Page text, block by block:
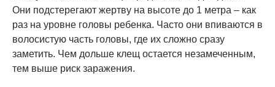
Они подстерегают жертву на высоте до 1 метра – как
раз на уровне головы ребенка. Часто они впиваются в
волосистую часть головы, где их сложно сразу
заметить. Чем дольше клещ остается незамеченным,
тем выше риск заражения.